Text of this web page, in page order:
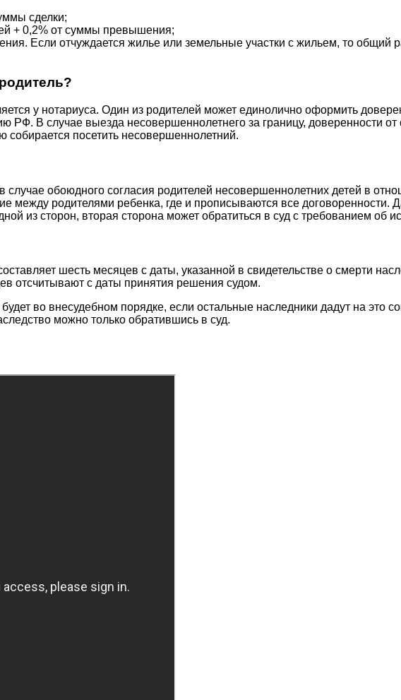
сделки;
+ 0,2% от суммы превышения;
Если отчуждается жилье или земельные участки с жильем, то
у нотариуса. Один из родителей может единолично оформить
РФ. В случае выезда несовершеннолетнего за границу, доверенности
собирается посетить несовершеннолетний.
обоюдного согласия родителей несовершеннолетних детей в
между родителями ребенка, где и прописываются все договоренности.
из сторон, вторая сторона может обратиться в суд с требованием об
шесть месяцев с даты, указанной в свидетельстве о смерти
отсчитывают с даты принятия решения судом.
во внесудебном порядке, если остальные наследники дадут на это
можно только обратившись в суд.